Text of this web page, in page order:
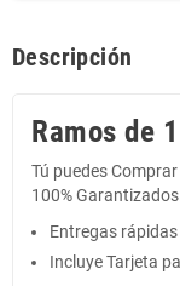
Descripción
Ramos de
Tú puedes
100%
Entregas
Incluye Tarjeta